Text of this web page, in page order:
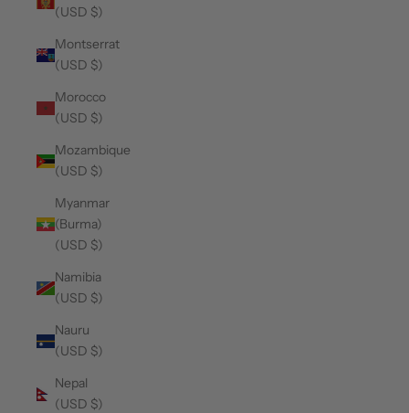
(USD $)
Montserrat
(USD $)
Morocco
(USD $)
Mozambique
(USD $)
Myanmar
(Burma)
(USD $)
Namibia
(USD $)
Nauru
(USD $)
Nepal
(USD $)